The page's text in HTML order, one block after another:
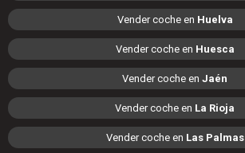
Vender coche en Huelva
Vender coche en Huesca
Vender coche en Jaén
Vender coche en La Rioja
Vender coche en Las Palmas